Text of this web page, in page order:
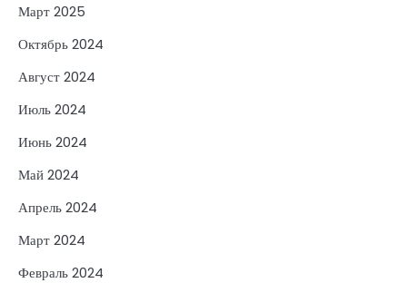
Март 2025
Октябрь 2024
Август 2024
Июль 2024
Июнь 2024
Май 2024
Апрель 2024
Март 2024
Февраль 2024